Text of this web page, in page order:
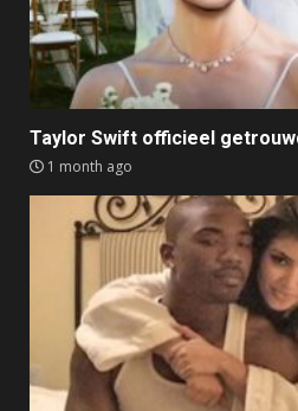
Taylor Swift officieel
1 month ago